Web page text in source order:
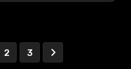
2 3